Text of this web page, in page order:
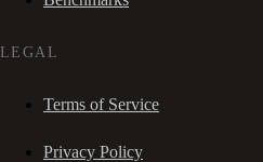
LEGAL
Terms of Service
Privacy Policy